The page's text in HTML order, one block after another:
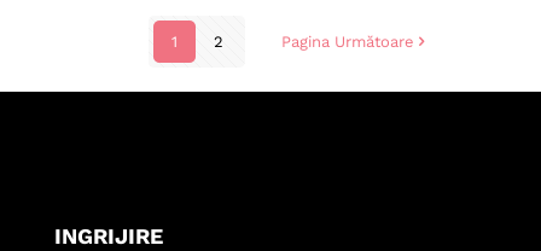
1 2 Pagina Următoare
INGRIJIRE